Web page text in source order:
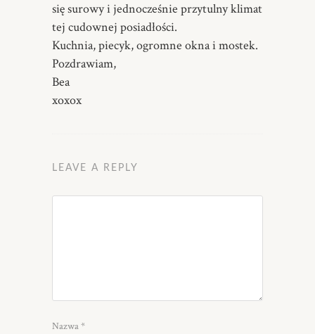
się surowy i jednocześnie przytulny klimat
tej cudownej posiadłości.
Kuchnia, piecyk, ogromne okna i mostek.
Pozdrawiam,
Bea
xoxox
LEAVE A REPLY
Nazwa*